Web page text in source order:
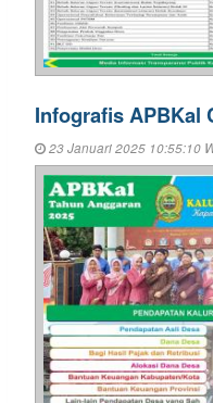
Infografis APBKal
23 Januari 2025 10:55:10